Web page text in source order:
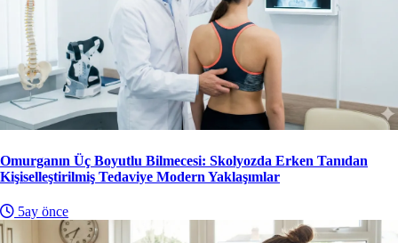
Omurganın Üç Boyutlu Bilmecesi: Skolyozda Erken Tanıdan
Kişiselleştirilmiş Tedaviye Modern Yaklaşımlar
5ay önce